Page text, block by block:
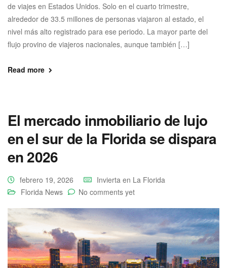
de viajes en Estados Unidos. Solo en el cuarto trimestre,
alrededor de 33.5 millones de personas viajaron al estado, el
nivel más alto registrado para ese periodo. La mayor parte del
flujo provino de viajeros nacionales, aunque también […]
Read more
El mercado inmobiliario de lujo
en el sur de la Florida se dispara
en 2026
febrero 19, 2026
Invierta en La Florida
Florida News
No comments yet